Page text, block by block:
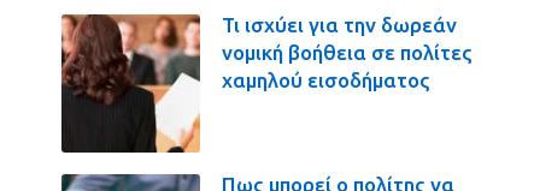
Τι ισχύει για την δωρεάν
νομική βοήθεια σε πολίτες
χαμηλού εισοδήματος
Πως μπορεί ο πολίτης να